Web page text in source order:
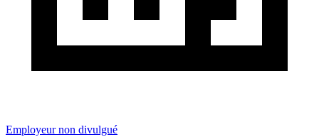
Employeur non divulgué